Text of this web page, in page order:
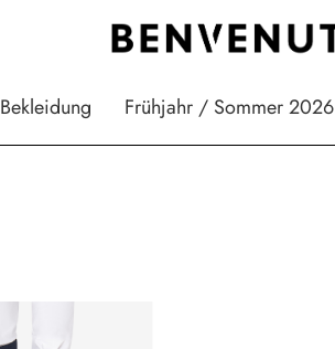
Bekleidung Frühjahr / Sommer 2026